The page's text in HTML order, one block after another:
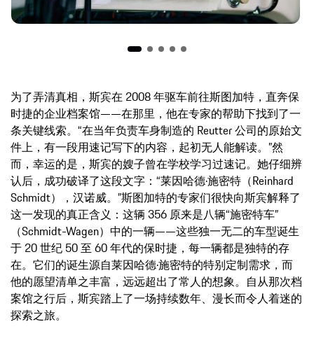
为了弄清真相，斯宾在 2008 年驱车前往斯图加特，直奔保
时捷的企业档案馆——在那里，他在专家的帮助下找到了一
条关键线索。“在当年负责车身制造的 Reutter 公司的原始文
件上，有一段用速记写下的内容，起初无人能解读。”然
而，幸运的是，斯宾的嫂子曾在学校学习过速记。她仔细辨
认后，成功破译了这段文字：“莱因哈德·施密特（Reinhard
Schmidt），汉诺威。”斯图加特的专家们很快向斯宾解释了
这一发现的真正含义：这辆 356 原来是八辆“施密特车”
（Schmidt-Wagen）中的一辆——这些独一无二的车型诞生
于 20 世纪 50 至 60 年代的保时捷，每一辆都是独特的存
在。它们的诞生源自莱因哈德·施密特的特别定制需求，而
他的愿望清单之丰富，远远超出了常人的想象。自从那次档
案馆之行后，斯宾踏上了一场持续数年、漫长而令人着迷的
探索之旅。